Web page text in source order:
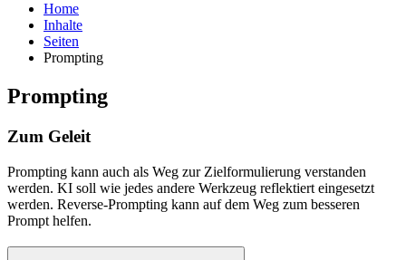
Home
Inhalte
Seiten
Prompting
Prompting
Zum Geleit
Prompting kann auch als Weg zur Zielformulierung verstanden
werden. KI soll wie jedes andere Werkzeug reflektiert eingesetzt
werden. Reverse-Prompting kann auf dem Weg zum besseren
Prompt helfen.